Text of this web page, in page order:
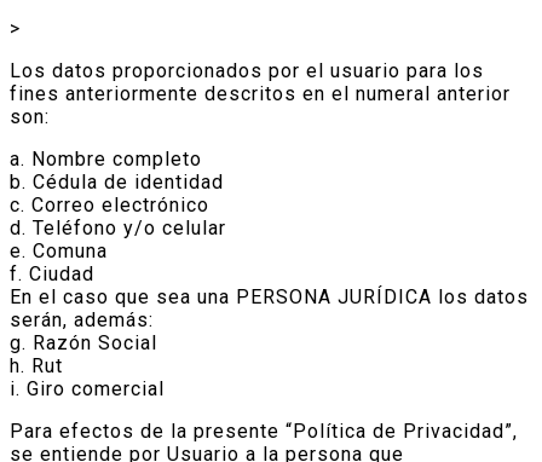
>
Los datos proporcionados por el usuario para los
fines anteriormente descritos en el numeral anterior
son:
a. Nombre completo
b. Cédula de identidad
c. Correo electrónico
d. Teléfono y/o celular
e. Comuna
f. Ciudad
En el caso que sea una PERSONA JURÍDICA los datos
serán, además:
g. Razón Social
h. Rut
i. Giro comercial
Para efectos de la presente “Política de Privacidad”,
se entiende por Usuario a la persona que